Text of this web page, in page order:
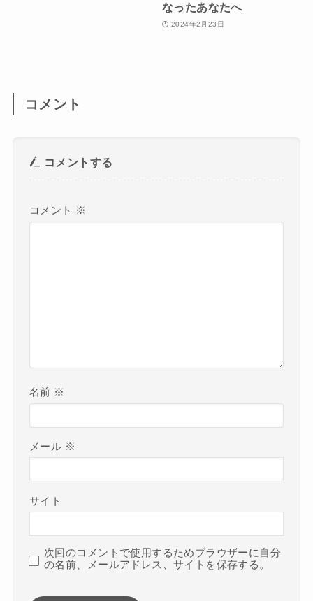
なったあなたへ
2024年2月23日
コメント
コメントする
コメント ※
名前 ※
メール ※
サイト
次回のコメントで使用するためブラウザーに自分
の名前、メールアドレス、サイトを保存する。